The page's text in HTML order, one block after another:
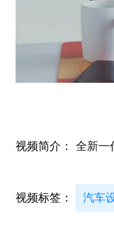
视频简介： 全新一
视频标签： 汽车